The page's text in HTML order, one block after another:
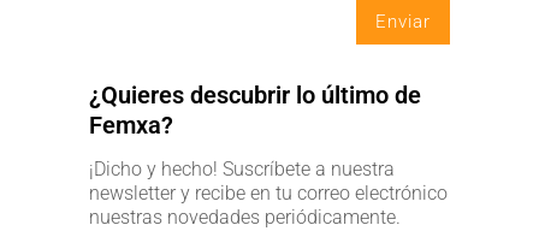
¿Quieres descubrir lo último de
Femxa?
¡Dicho y hecho! Suscríbete a nuestra
newsletter y recibe en tu correo electrónico
nuestras novedades periódicamente.